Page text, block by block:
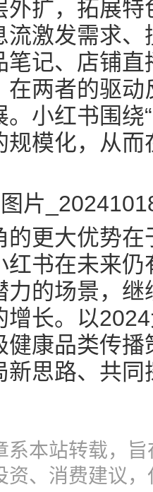
外扩，拓展
流激发需求
笔记、店铺
在两者的驱
小红书围绕
规模化，从
的更大优势
红书在未来
力的场景，
增长。以
健康品类传
新思路、共
系本站转载，
资、消费建议